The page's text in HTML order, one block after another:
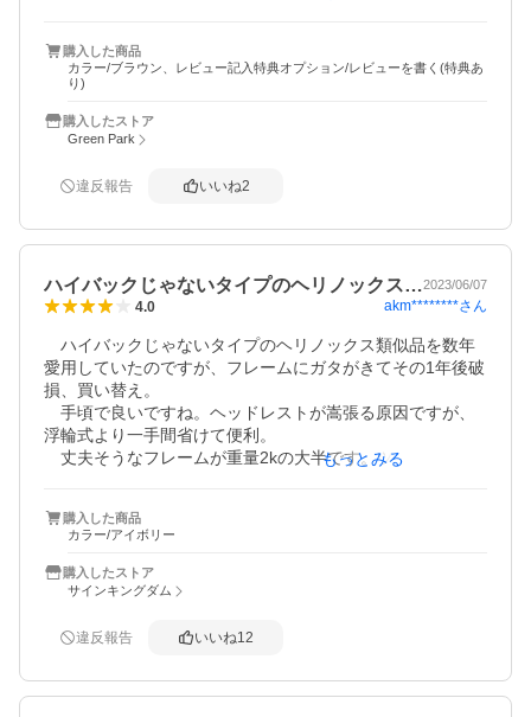
～。体重76kgの私が座っても安定している。
これは車へ常時積み込んでおけばあらゆる場面で活躍して
一つ難点はバックの傾斜角度がやや立ち気味で座って爆睡
ができるかだけです。
購入した商品
カラー/ブラウン、レビュー記入特典オプション/レビューを書く(特典あ
り)
購入したストア
Green Park
違反報告 いいね2
ハイバックじゃないタイプのヘリノックス…2023/06/07
4.0 akm********さん
ハイバックじゃないタイプのヘリノックス類似品を数年
愛用していたのですが、フレームにガタがきてその1年後破
損、買い替え。
手頃で良いですね。ヘッドレストが嵩張る原因ですが、
浮輪式より一手間省けて便利。
丈夫そうなフレームが重量2kの大半です。ツーリングキ
イテムは無理すれば一泊登山に持って行けましたが、正直
コイツは無理です(主観)。
収納スペースがフレームに通したキャリングバックだけ
というのもイマイチ。純粋にハイバックに価値を見出せる
もっとみる
購入した商品
カラー/アイボリー
購入したストア
サインキングダム
違反報告 いいね12